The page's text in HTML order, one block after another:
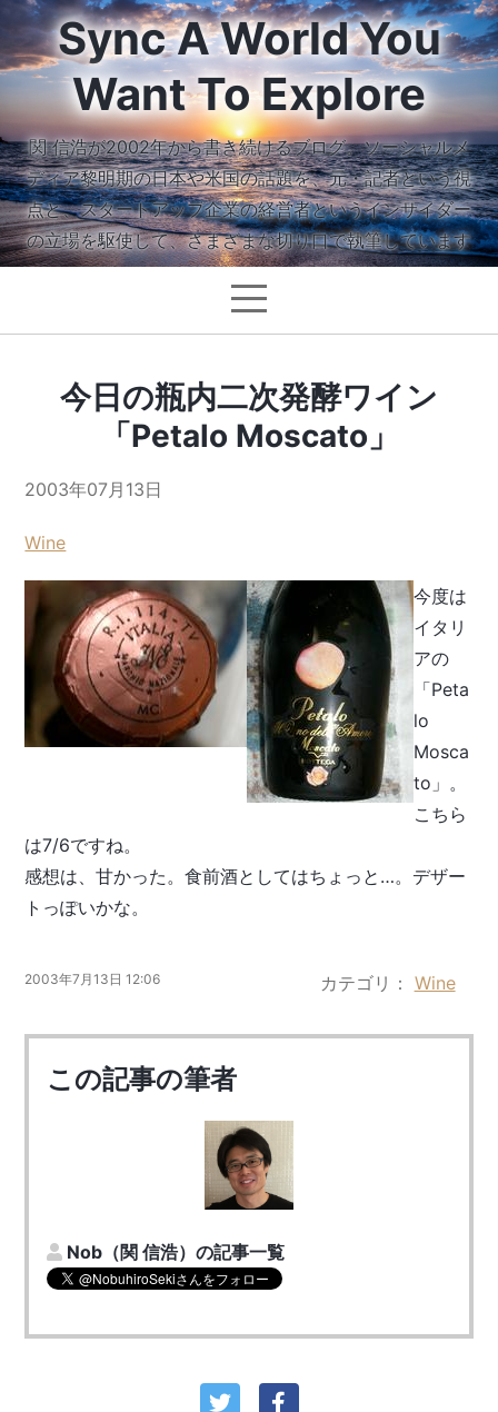
Sync A World You
Want To Explore
関 信浩が2002年から書き続けるブログ。ソーシャルメ
ディア黎明期の日本や米国の話題を、元・記者という視
点と、スタートアップ企業の経営者というインサイダー
の立場を駆使して、さまざまな切り口で執筆しています
今日の瓶内二次発酵ワイン
「Petalo Moscato」
2003年07月13日
Wine
今度は
イタリ
アの
「Peta
lo
Mosca
to」。
こちら
は7/6ですね。
感想は、甘かった。食前酒としてはちょっと…。デザー
トっぽいかな。
2003年7月13日 12:06 カテゴリ Wine
この記事の筆者
Nob（関 信浩）の記事一覧